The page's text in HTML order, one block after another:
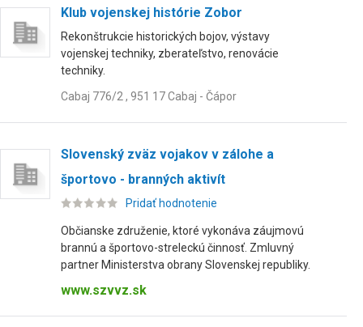
Klub vojenskej histórie Zobor
Rekonštrukcie historických bojov, výstavy
vojenskej techniky, zberateľstvo, renovácie
techniky.
Cabaj 776/2 , 951 17 Cabaj - Čápor
Slovenský zväz vojakov v zálohe a
športovo - branných aktivít
Pridať hodnotenie
Občianske združenie, ktoré vykonáva záujmovú
brannú a športovo-streleckú činnosť. Zmluvný
partner Ministerstva obrany Slovenskej republiky.
www.szvvz.sk